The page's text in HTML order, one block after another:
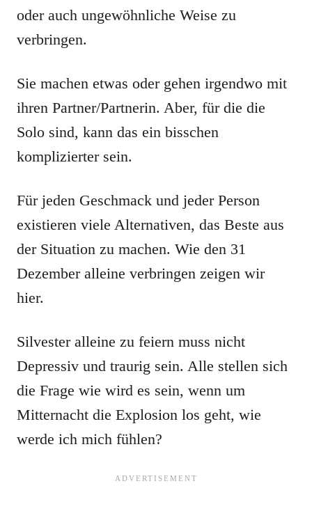
oder auch ungewöhnliche Weise zu
verbringen.
Sie machen etwas oder gehen irgendwo mit
ihren Partner/Partnerin. Aber, für die die
Solo sind, kann das ein bisschen
komplizierter sein.
Für jeden Geschmack und jeder Person
existieren viele Alternativen, das Beste aus
der Situation zu machen. Wie den 31
Dezember alleine verbringen zeigen wir
hier.
Silvester alleine zu feiern muss nicht
Depressiv und traurig sein. Alle stellen sich
die Frage wie wird es sein, wenn um
Mitternacht die Explosion los geht, wie
werde ich mich fühlen?